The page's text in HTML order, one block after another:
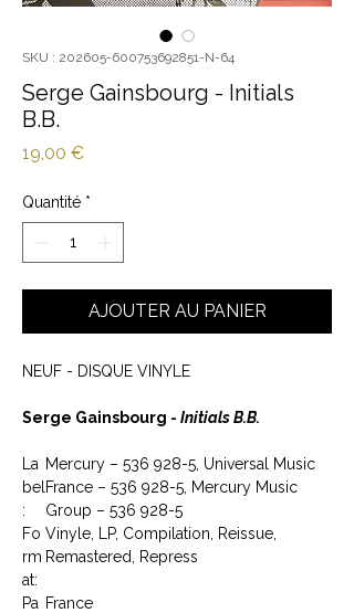
SKU : 202605-600753692851-N-64
Serge Gainsbourg - Initials
B.B.
19,00 €Prix
Quantité *
AJOUTER AU PANIER
NEUF - DISQUE VINYLE
Serge Gainsbourg - Initials B.B.
La
bel
:
Mercury – 536 928-5, Universal Music
France – 536 928-5, Mercury Music
Group – 536 928-5
Fo
rm
at:
Vinyle, LP, Compilation, Reissue,
Remastered, Repress
Pa France